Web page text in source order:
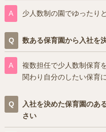
少人数制の園でゆったり
数ある保育園から入社を
複数担任で少人数制保育
関わり自分のしたい保育
入社を決めた保育園のあ
さい